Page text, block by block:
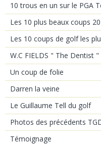
10 trous en un sur le PGA
Les 10 plus beaux coups
Les 10 coups de golf les
W.C FIELDS " The Dentist "
Un coup de folie
Darren la veine
Le Guillaume Tell du golf
Photos des précédents
Témoignage